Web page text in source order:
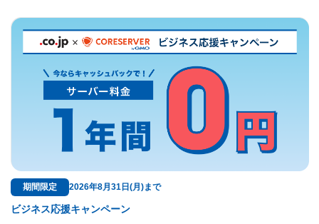
無料特典
ドメイン料金が永久無料！